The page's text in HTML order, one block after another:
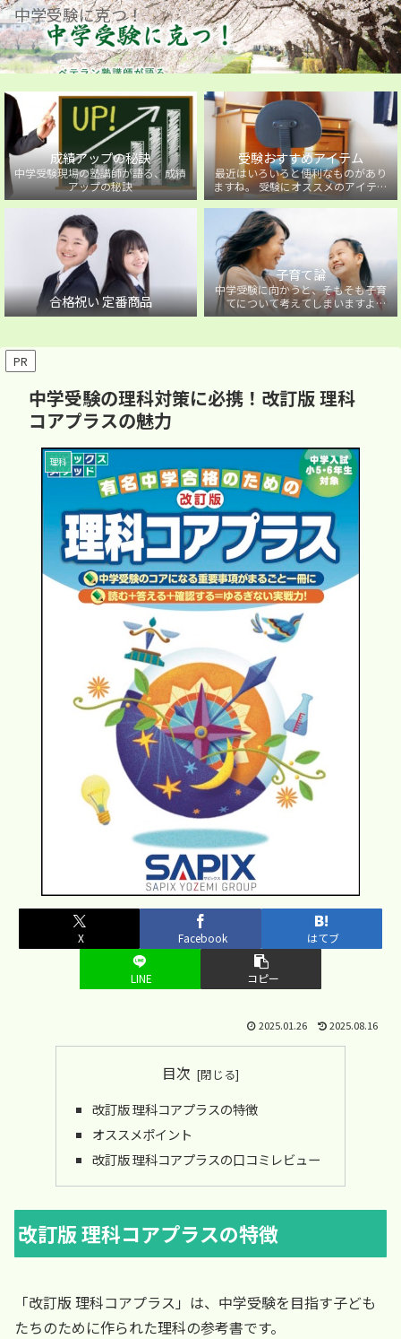
中学受験に克つ！
成績アップの秘訣
中学受験現場の塾講師が語る、成績
アップの秘訣
受験おすすめアイテム
最近はいろいろと便利なものがあり
ますね。 受験にオススメのアイテム
を紹介しています。
合格祝い 定番商品
子育て論
中学受験に向かうと、そもそも子育
てについて考えてしまいますよ
ね・・・。中学受験に向かうお子様
PR
中学受験の理科対策に必携！改訂版 理科
コアプラスの魅力
理科
X Facebook はてブ
LINE コピー
2025.01.26 2025.08.16
目次
改訂版 理科コアプラスの特徴
オススメポイント
改訂版 理科コアプラスの口コミレビュー
改訂版 理科コアプラスの特徴
「改訂版 理科コアプラス」は、中学受験を目指す子ども
たちのために作られた理科の参考書です。